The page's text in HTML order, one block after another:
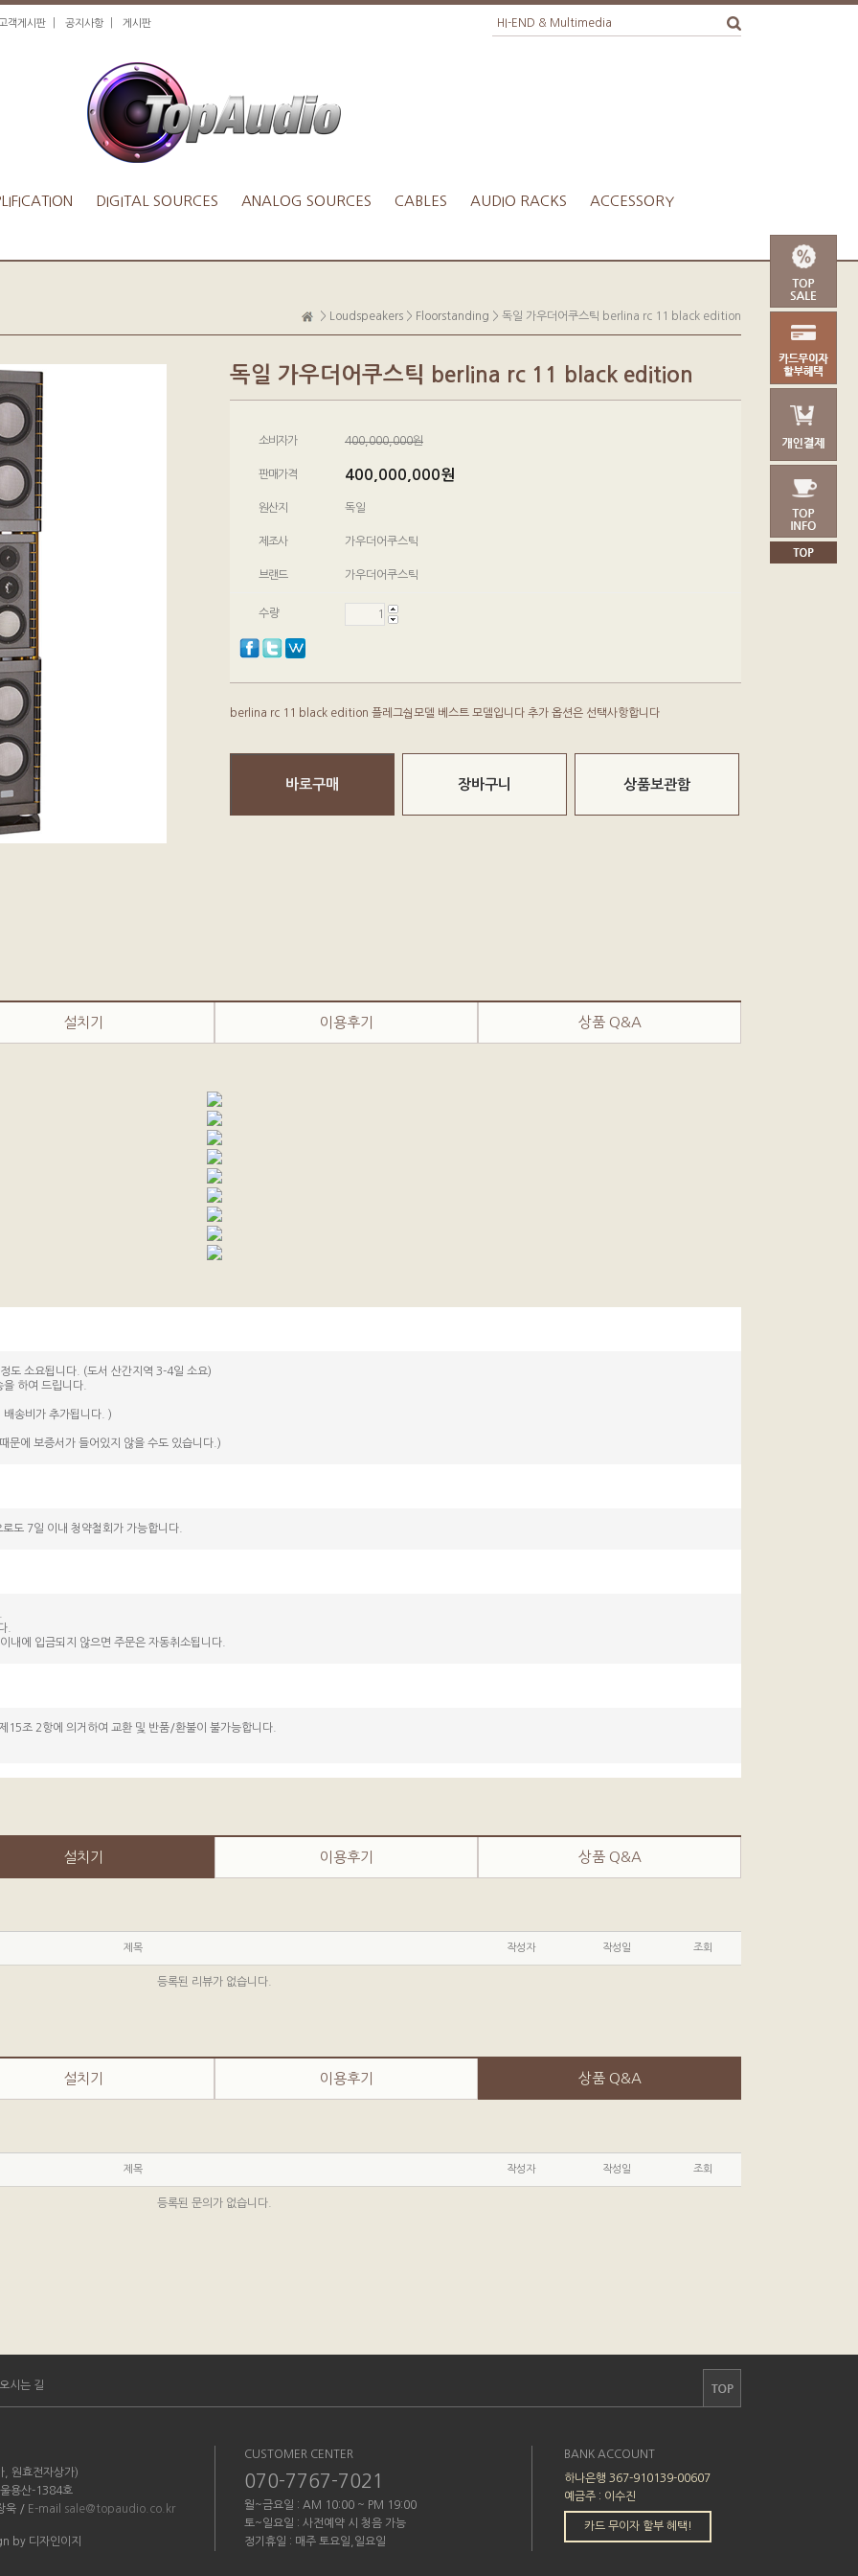
객게시판 공지사항 게시판
DIGITAL SOURCES ANALOG SOURCES CABLES AUDIO RACKS ACCESSORY
> Loudspeakers > Floorstanding > 독일 가우더어쿠스틱 berlina rc 11 black edition
독일 가우더어쿠스틱 berlina rc 11 black edition
소비자가 400,000,000원
판매가격 400,000,000원
원산지 독일
제조사 가우더어쿠스틱
브랜드 가우더어쿠스틱
수량
berlina rc 11 black edition 플레그쉅모델 베스트 모델입니다 추가 옵션은 선택사항합니다
바로구매 장바구니 상품보관함
설치기 이용후기 상품 Q&A
도 소요됩니다. (도서 산간지역 3-4일 소요)
하여 드립니다.
송비가 추가됩니다. )
문에 보증서가 들어있지 않을 수도 있습니다.)
도 7일 이내 청약철회가 가능합니다.
.
내에 입금되지 않으면 주문은 자동취소됩니다.
15조 2항에 의거하여 교환 및 반품/환불이 불가능합니다.
설치기 이용후기 상품 Q&A
제목 작성자 작성일 조회
등록된 리뷰가 없습니다.
설치기 이용후기 상품 Q&A
제목 작성자 작성일 조회
등록된 문의가 없습니다.
시는 길
원효전자상가)
용산-1384호
욱 / E-mail sale@topaudio.co.kr
by 디자인이지
CUSTOMER CENTER
070-7767-7021
월~금요일 : AM 10:00 ~ PM 19:00
토~일요일 : 사전예약 시 청음 가능
정기휴일 : 매주 토요일,일요일
BANK ACCOUNT
하나은행 367-910139-00607
예금주 : 이수진
카드 무이자 할부 혜택!